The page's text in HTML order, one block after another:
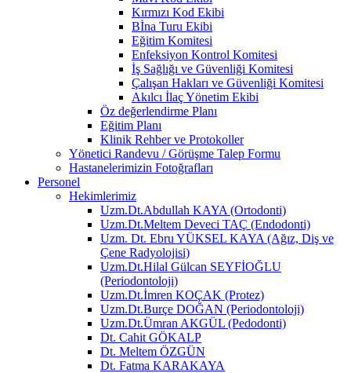
Kırmızı Kod Ekibi
Bİna Turu Ekibi
Eğitim Komitesi
Enfeksiyon Kontrol Komitesi
İş Sağlığı ve Güvenliği Komitesi
Çalışan Hakları ve Güvenliği Komitesi
Akılcı İlaç Yönetim Ekibi
Öz değerlendirme Planı
Eğitim Planı
Klinik Rehber ve Protokoller
Yönetici Randevu / Görüşme Talep Formu
Hastanelerimizin Fotoğrafları
Personel
Hekimlerimiz
Uzm.Dt.Abdullah KAYA (Ortodonti)
Uzm.Dt.Meltem Deveci TAÇ (Endodonti)
Uzm. Dt. Ebru YÜKSEL KAYA (Ağız, Diş ve
Çene Radyolojisi)
Uzm.Dt.Hilal Gülcan SEYFİOĞLU
(Periodontoloji)
Uzm.Dt.İmren KOÇAK (Protez)
Uzm.Dt.Burçe DOĞAN (Periodontoloji)
Uzm.Dt.Ümran AKGÜL (Pedodonti)
Dt. Cahit GÖKALP
Dt. Meltem ÖZGÜN
Dt. Fatma KARAKAYA